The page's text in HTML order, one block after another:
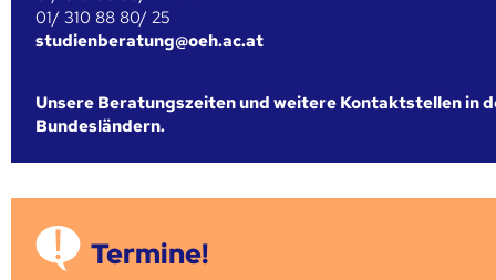
01/ 310 88 80/ 25
studienberatung@oeh.ac.at
Unsere Beratungszeiten und weitere Kontaktstellen in
Bundesländern.
Termine!